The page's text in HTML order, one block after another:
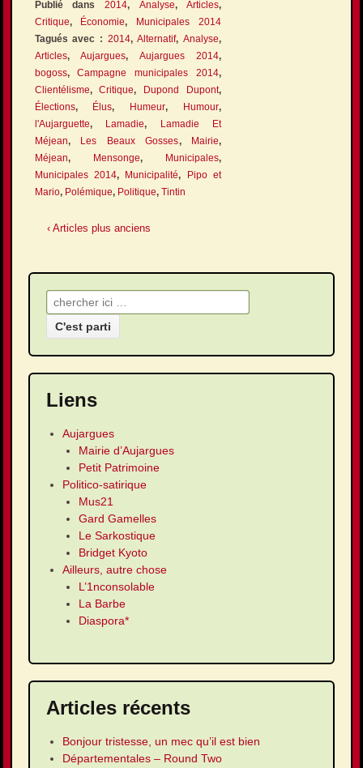
Publié dans 2014, Analyse,Articles,
Critique, Économie,
Municipales 2014
Tagués avec : 2014,Alternatif,Analyse,
Articles,Aujargues,Aujargues 2014,
bogoss,Campagne municipales 2014,
Clientélisme,Critique, Dupond Dupont,
Élections, Élus, Humeur, Humour,
l'Aujarguette, Lamadie,
Lamadie Et
Méjean, Les Beaux Gosses, Mairie,
Méjean, Mensonge, Municipales,
Municipales 2014, Municipalité,
Pipo et
Mario, Polémique, Politique, Tintin
‹ Articles plus anciens
Recherche pour:
Liens
Aujargues
Mairie d’Aujargues
Petit Patrimoine
Politico-satirique
Mus21
Gard Gamelles
Le Sarkostique
Bridget Kyoto
Ailleurs, autre chose
L’1nconsolable
La Barbe
Diaspora*
Articles récents
Bonjour tristesse, un mec qu’il est bien
Départementales – Round Two